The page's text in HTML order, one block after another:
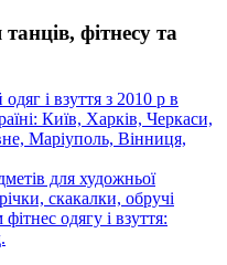
фітнесу та
і взуття з 2010 р в
Київ, Харків, Черкаси,
Маріуполь, Вінниця,
для художньої
скакалки, обручі
одягу і взуття: